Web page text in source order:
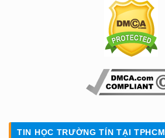
TIN HỌC TRƯỜNG TÍN TẠI TPHCM